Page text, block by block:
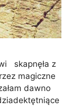
skapnęła z
magiczne
dawno